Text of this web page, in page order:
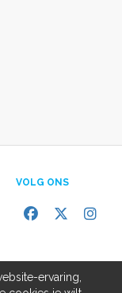
VOLG ONS
ervaring,